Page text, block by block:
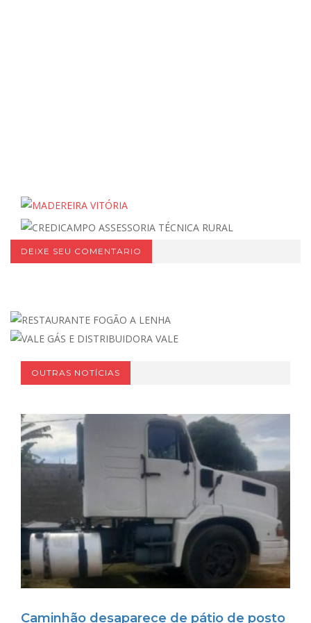
DEIXE SEU COMENTARIO
OUTRAS NOTÍCIAS
Caminhão desaparece de pátio de posto